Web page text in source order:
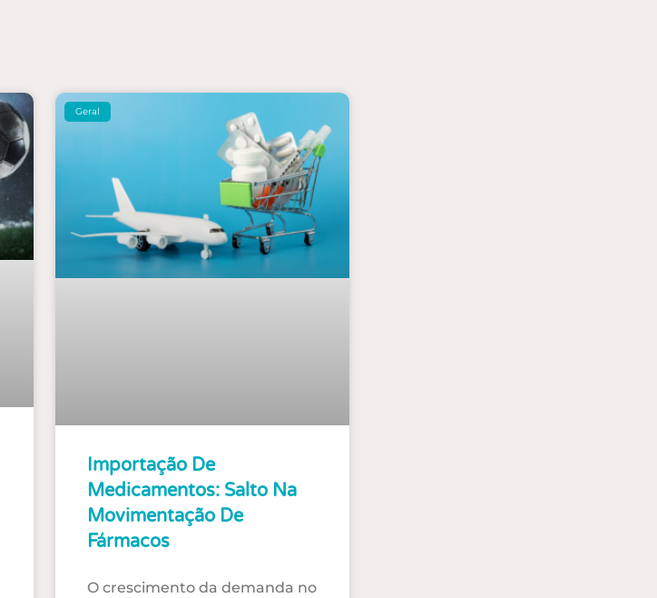
Geral
Importação De
Medicamentos: Salto Na
Movimentação De
Fármacos
O crescimento da demanda no